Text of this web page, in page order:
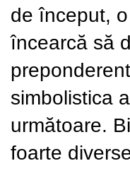
de început,
încearcă să
simbolistica
următoare.
foarte